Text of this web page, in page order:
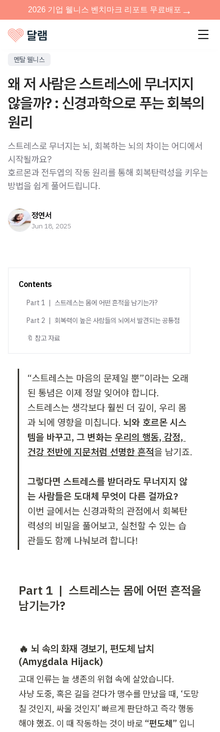
멘탈 웰니스
왜 저 사람은 스트레스에 무너지지
않을까? : 신경과학으로 푸는 회복의
원리
스트레스로 무너지는 뇌, 회복하는 뇌의 차이는 어디에서
시작될까요?
호르몬과 전두엽의 작동 원리를 통해 회복탄력성을 키우는
방법을 쉽게 풀어드립니다.
정연서
Jun 18, 2025
Contents
Part 1 | 스트레스는 몸에 어떤 흔적을 남기는가?
Part 2 | 회복력이 높은 사람들의 뇌에서 발견되는 공통점
🔖 참고 자료
“스트레스는 마음의 문제일 뿐”이라는 오래
된 통념은 이제 정말 잊어야 합니다.
스트레스는 생각보다 훨씬 더 깊이, 우리 몸
과 뇌에 영향을 미칩니다. 뇌와 호르몬 시스
템을 바꾸고, 그 변화는 우리의 행동, 감정,
건강 전반에 지문처럼 선명한 흔적을 남기죠.
그렇다면 스트레스를 받더라도 무너지지 않
이번 글에서는 신경과학의 관점에서 회복탄
력성의 비밀을 풀어보고, 실천할 수 있는 습
관들도 함께 나눠보려 합니다!
Part 1 | 스트레스는 몸에 어떤 흔적을
남기는가?
🔥 뇌 속의 화재 경보기, 편도체 납치
(Amygdala Hijack)
고대 인류는 늘 생존의 위협 속에 살았습니다.
사냥 도중, 혹은 길을 걷다가 맹수를 만났을 때, ‘도망
칠 것인지, 싸울 것인지’ 빠르게 판단하고 즉각 행동
해야 했죠. 이 때 작동하는 것이 바로 “편도체” 입니